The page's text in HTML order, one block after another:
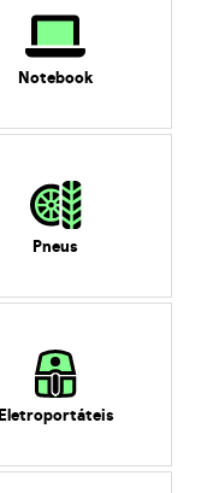
Notebook
Pneus
Eletroportáteis